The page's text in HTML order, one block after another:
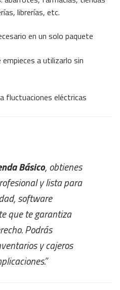
librerías, etc.
en un solo paquete
empieces a utilizarlo sin
fluctuaciones eléctricas
Básico, obtienes
y lista para
software
que te garantiza
Podrás
y cajeros